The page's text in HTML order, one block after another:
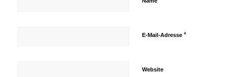
E-Mail-Adresse *
Website